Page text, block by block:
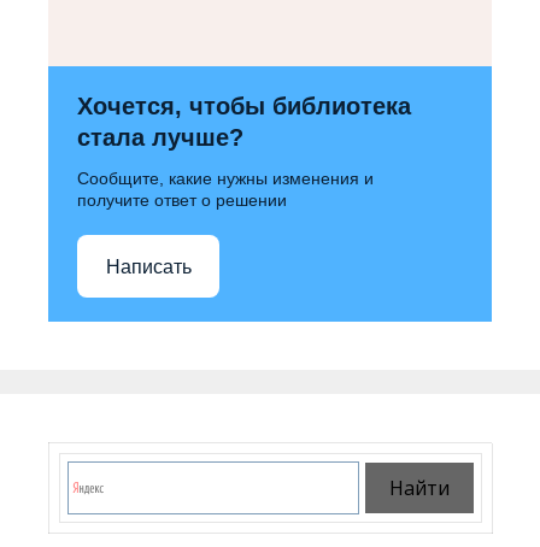
Хочется, чтобы библиотека
стала лучше?
Сообщите, какие нужны изменения и
получите ответ о решении
Написать